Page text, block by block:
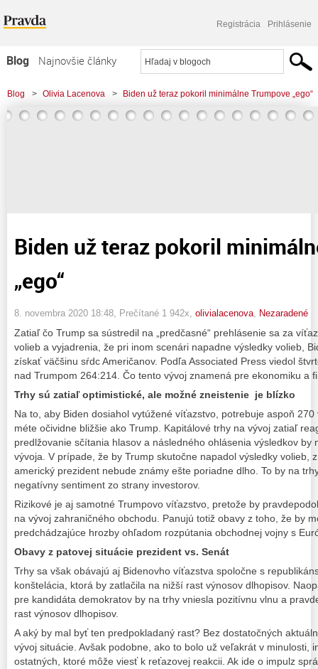
Registrácia Prihlásenie
Blog
Najnovšie články
Najčítanejšie články
Najkomentovanejšie články
Blog > Olivia Lacenova > Biden už teraz pokoril minimálne Trumpove „ego“
Biden už teraz pokoril
„ego“
8. novembra 2020 18:48 , Prečítané 1 942x, olivialacenova Nezaradené
Zatiaľ čo Trump sa sústredil na „predčasné“ prehlásenie sa za
volieb a vyjadrenia, že pri inom scenári napadne výsledky volieb,
získať väčšinu sŕdc Američanov. Podľa Associated Press viedol
nad Trumpom 264:214. Čo tento vývoj znamená pre ekonomiku a
Trhy sú zatiaľ optimistické, ale možné zneistenie je blízko
Na to, aby Biden dosiahol vytúžené víťazstvo, potrebuje aspoň 270
méte očividne bližšie ako Trump. Kapitálové trhy na vývoj zatiaľ
predlžovanie sčítania hlasov a následného ohlásenia výsledkov by
vývoja. V prípade, že by Trump skutočne napadol výsledky volieb,
americký prezident nebude známy ešte poriadne dlho. To by na
negatívny sentiment zo strany investorov.
Rizikové je aj samotné Trumpovo víťazstvo, pretože by
na vývoj zahraničného obchodu. Panujú totiž obavy z toho, že by
predchádzajúce hrozby ohľadom rozpútania obchodnej vojny s
Obavy z patovej situácie prezident vs. Senát
Trhy sa však obávajú aj Bidenovho víťazstva spoločne s
konštelácia, ktorá by zatlačila na nižší rast výnosov dlhopisov.
pre kandidáta demokratov by na trhy vniesla pozitívnu vlnu a
rast výnosov dlhopisov.
A aký by mal byť ten predpokladaný rast? Bez dostatočných
vývoj situácie. Avšak podobne, ako to bolo už veľakrát v minulosti,
ostatných, ktoré môže viesť k reťazovej reakcii. Ak ide o impulz